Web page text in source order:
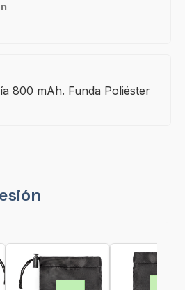
800 mAh. Funda Poliéster